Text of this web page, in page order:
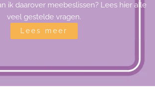
ik daarover meebeslissen? Lees hier alle
veel gestelde vragen.
Lees meer